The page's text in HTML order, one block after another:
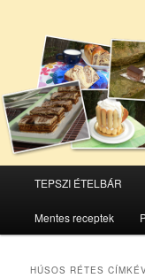
Tovább
az
elsődleges
Tovább
a
másodlagos
TEPSZI ÉTELBÁR
Mentes receptek
HÚSOS RÉTES